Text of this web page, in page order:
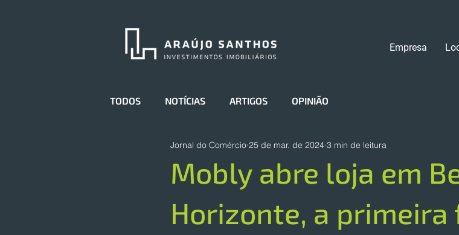
Empresa
TODOS NOTÍCIAS ARTIGOS OPINIÃO
Mobly abre loja em
Horizonte, a primeira
Jornal do Comércio 25 de mar. de 2024 3 min de leitura